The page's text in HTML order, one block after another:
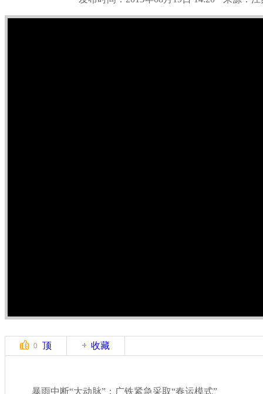
0 顶 收藏
暴雨中断“大动脉”：广铁紧急采取“春运模式”